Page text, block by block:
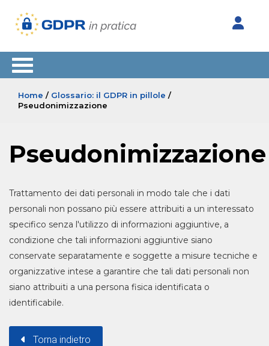
Home / Glossario: il GDPR in pillole /
Pseudonimizzazione
Pseudonimizzazione
Trattamento dei dati personali in modo tale che i dati
personali non possano più essere attribuiti a un interessato
specifico senza l'utilizzo di informazioni aggiuntive, a
condizione che tali informazioni aggiuntive siano
conservate separatamente e soggette a misure tecniche e
organizzative intese a garantire che tali dati personali non
siano attribuiti a una persona fisica identificata o
identificabile.
Torna indietro